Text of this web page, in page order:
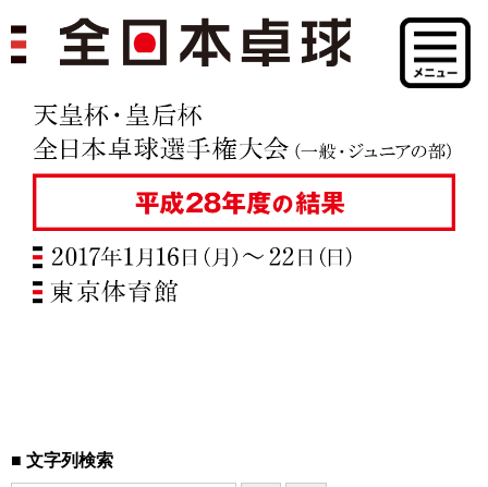
文字列検索